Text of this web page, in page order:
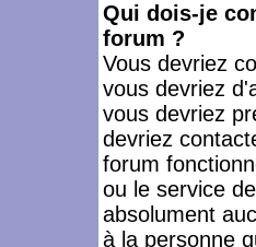
Qui dois-je
forum ?
Vous devriez
vous devriez
vous devriez
devriez
forum
ou le service
absolument
à la personne